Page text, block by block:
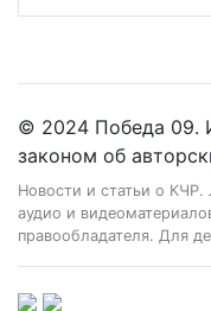
© 2024 Победа 09.
законом об
Новости и статьи о КЧР.
аудио и
правообладателя. Для